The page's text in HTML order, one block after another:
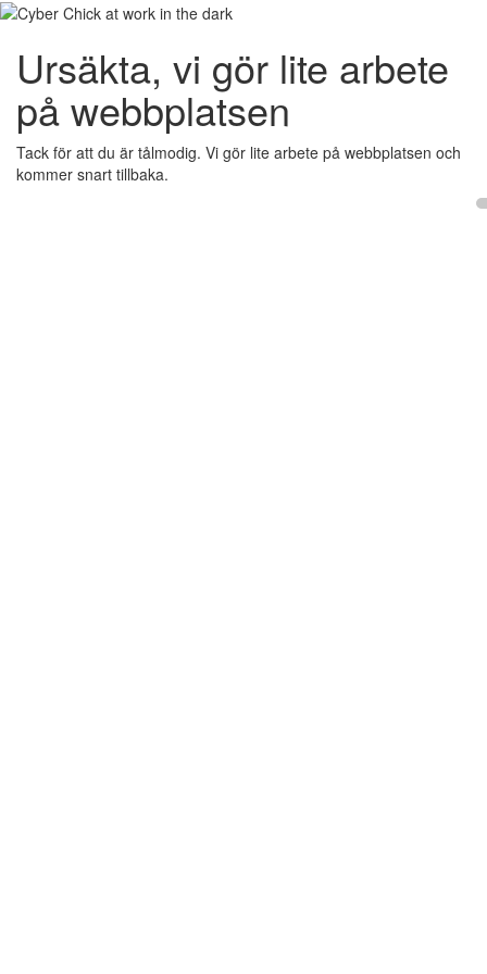
Ursäkta, vi gör lite arbete
på webbplatsen
Tack för att du är tålmodig. Vi gör lite arbete på webbplatsen och
kommer snart tillbaka.